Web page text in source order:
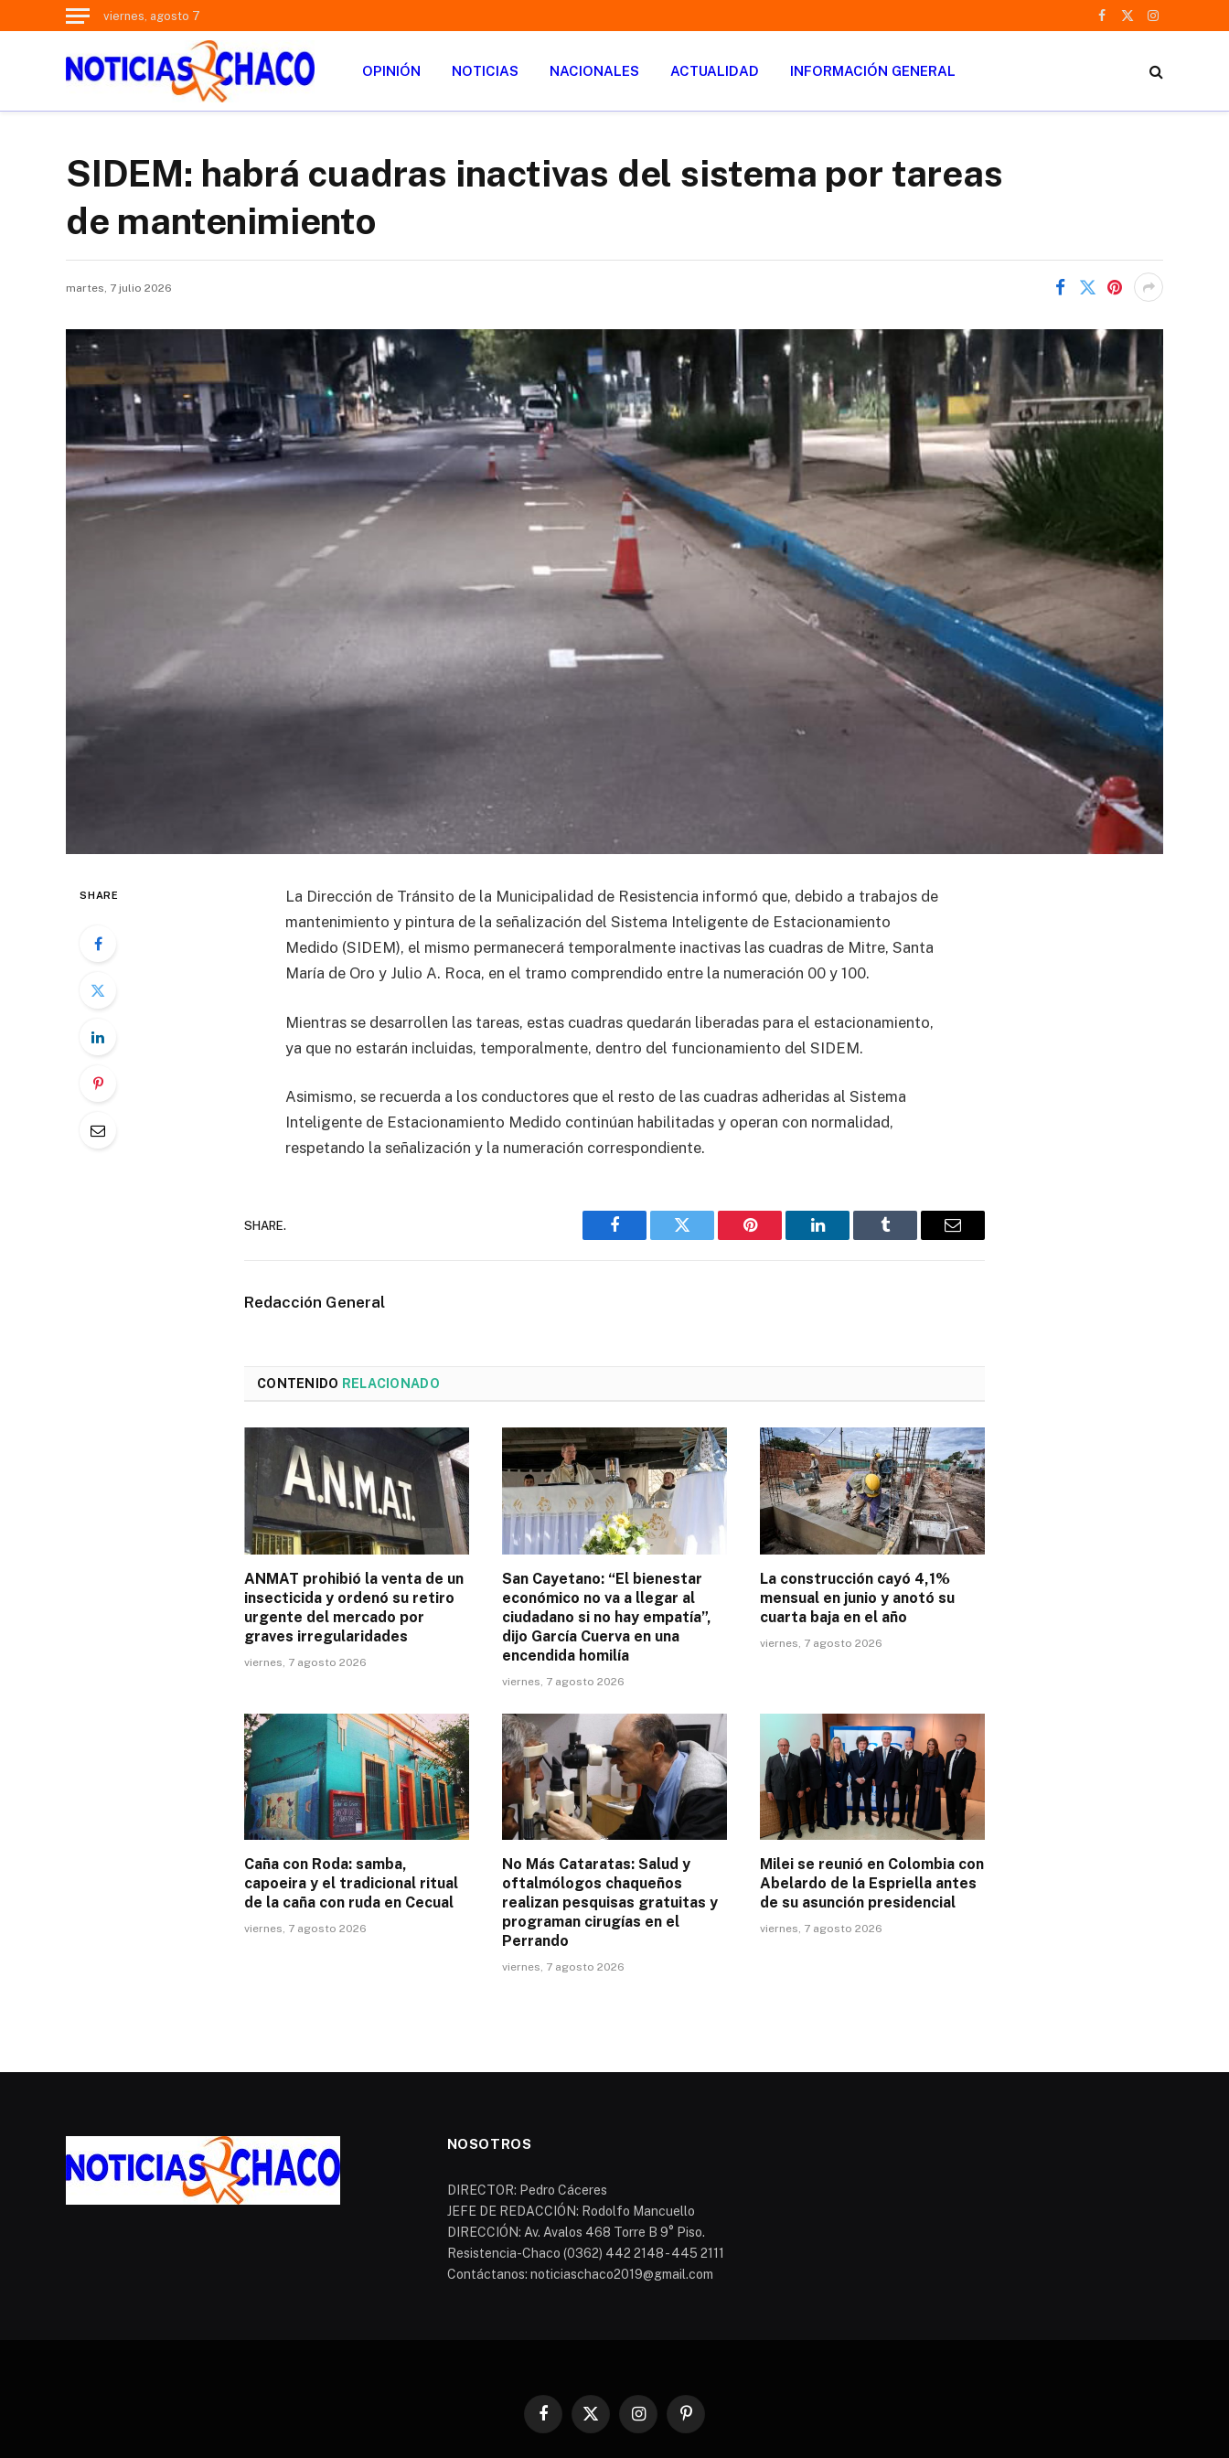
viernes, agosto 7
Facebook
X
Instagram
OPINIÓN NOTICIAS NACIONALES ACTUALIDAD INFORMACIÓN GENERAL
SIDEM: habrá cuadras inactivas del sistema por tareas
de mantenimiento
martes, 7 julio 2026
SHARE
La Dirección de Tránsito de la Municipalidad de Resistencia informó que, debido a trabajos de
mantenimiento y pintura de la señalización del Sistema Inteligente de Estacionamiento
Medido (SIDEM), el mismo permanecerá temporalmente inactivas las cuadras de Mitre, Santa
María de Oro y Julio A. Roca, en el tramo comprendido entre la numeración 00 y 100.
Mientras se desarrollen las tareas, estas cuadras quedarán liberadas para el estacionamiento,
ya que no estarán incluidas, temporalmente, dentro del funcionamiento del SIDEM.
Asimismo, se recuerda a los conductores que el resto de las cuadras adheridas al Sistema
Inteligente de Estacionamiento Medido continúan habilitadas y operan con normalidad,
respetando la señalización y la numeración correspondiente.
SHARE.
Facebook Twitter Pinterest LinkedIn Tumblr Email
Redacción General
CONTENIDO RELACIONADO
ANMAT prohibió la venta de un
insecticida y ordenó su retiro
urgente del mercado por
graves irregularidades
viernes, 7 agosto 2026
San Cayetano: “El bienestar
económico no va a llegar al
ciudadano si no hay empatía”,
dijo García Cuerva en una
encendida homilía
viernes, 7 agosto 2026
La construcción cayó 4,1%
mensual en junio y anotó su
cuarta baja en el año
viernes, 7 agosto 2026
Caña con Roda: samba,
capoeira y el tradicional ritual
de la caña con ruda en Cecual
viernes, 7 agosto 2026
No Más Cataratas: Salud y
oftalmólogos chaqueños
realizan pesquisas gratuitas y
programan cirugías en el
Perrando
viernes, 7 agosto 2026
Milei se reunió en Colombia con
Abelardo de la Espriella antes
de su asunción presidencial
viernes, 7 agosto 2026
NOSOTROS
DIRECTOR: Pedro Cáceres
JEFE DE REDACCIÓN: Rodolfo Mancuello
DIRECCIÓN: Av. Avalos 468 Torre B 9° Piso.
Resistencia-Chaco (0362) 442 2148 - 445 2111
Contáctanos: noticiaschaco2019@gmail.com
Facebook
X
InstagramPinterest